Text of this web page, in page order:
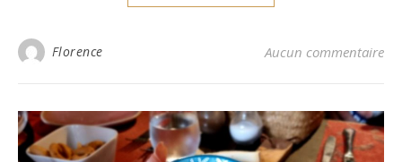
Florence Aucun commentaire